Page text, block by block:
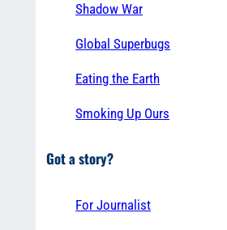
Shadow War
Global Superbugs
Eating the Earth
Smoking Up Ours
Got a story?
For Journalist